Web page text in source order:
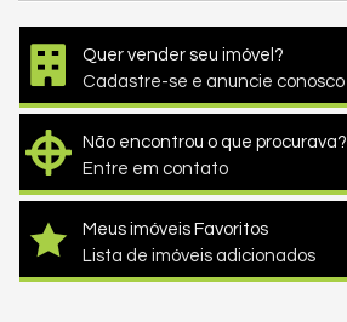
Quer vender seu imóvel?
Cadastre-se e anuncie conosco
Não encontrou o que procurava?
Entre em contato
Meus imóveis Favoritos
Lista de imóveis adicionados